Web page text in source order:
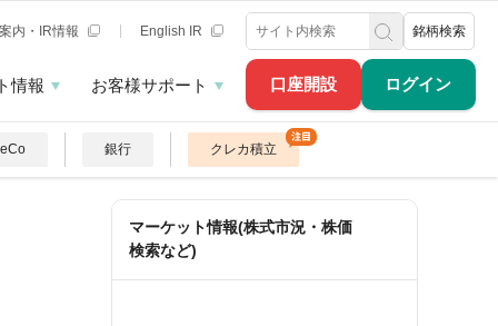
口座開設 ログイン
内・IR情報 English IR 銘柄検索
情報 お客様サポート
銀行 クレカ積立
マーケット情報(株式市況・株価
検索など)